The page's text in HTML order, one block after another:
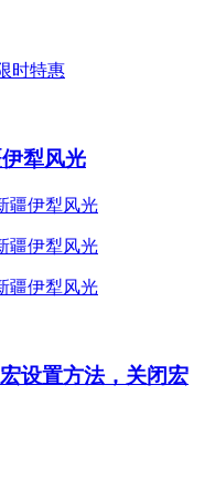
犁风光
设置方法，关闭宏